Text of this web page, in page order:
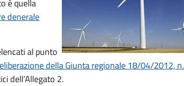
è quella
denerale
al punto
della Giunta regionale 18/04/2012, n.
dell’Allegato 2.